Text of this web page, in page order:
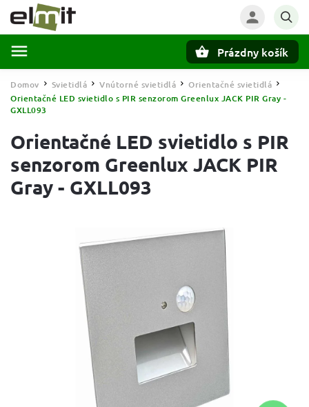
Prázdny košík
Domov / Svietidlá / Vnútorné svietidlá / Orientačné svietidlá /
Orientačné LED svietidlo s PIR senzorom Greenlux JACK PIR Gray -
GXLL093
Orientačné LED svietidlo s PIR
senzorom Greenlux JACK PIR
Gray - GXLL093